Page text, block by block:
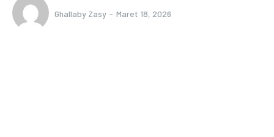
Ghallaby Zasy - Maret 18, 2026